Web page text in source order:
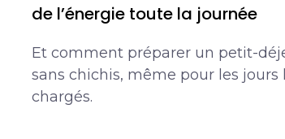
de l’énergie toute la journée
Et comment préparer un petit-
sans chichis, même pour les jours
chargés.